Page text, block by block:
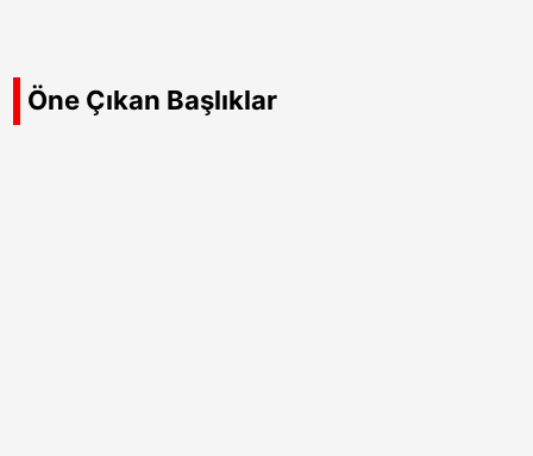
Öne Çıkan Başlıklar